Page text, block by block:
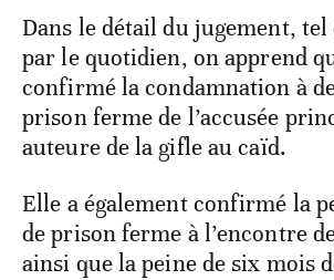
Dans le détail du jugement,
par le quotidien, on apprend
confirmé la condamnation à
prison ferme de l’accusée
auteure de la gifle au caïd.
Elle a également confirmé la
de prison ferme à l’encontre
ainsi que la peine de six mois